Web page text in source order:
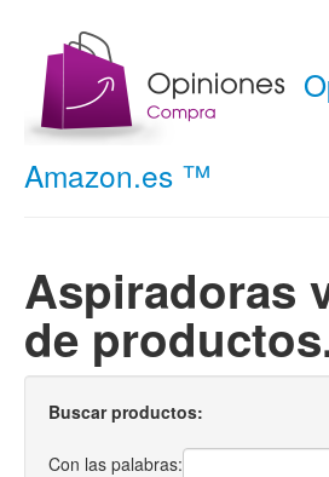
Amazon.es ™
Aspiradoras
de
Buscar productos:
Con las palabras: